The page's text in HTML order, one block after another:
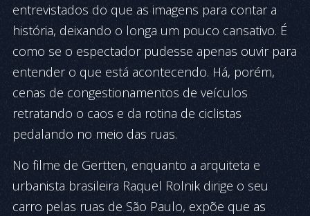
entrevistados do que as imagens para contar a
história, deixando o longa um pouco cansativo. É
como se o espectador pudesse apenas ouvir para
entender o que está acontecendo. Há, porém,
cenas de congestionamentos de veículos
retratando o caos e da rotina de ciclistas
pedalando no meio das ruas.
No filme de Gertten, enquanto a arquiteta e
urbanista brasileira Raquel Rolnik dirige o seu
carro pelas ruas de São Paulo, expõe que as